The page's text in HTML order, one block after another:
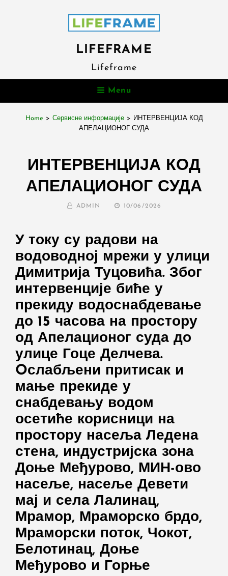
LIFEFRAME
Lifeframe
Menu
Home > Сервисне информације >
ИНТЕРВЕНЦИЈА КОД
АПЕЛАЦИОНОГ СУДА
ИНТЕРВЕНЦИЈА КОД
АПЕЛАЦИОНОГ СУДА
BY ADMIN
POSTED
10/06/2026
У току су радови на
водоводној мрежи у улици
Димитрија Туцовића. Због
интервенције биће у
прекиду водоснабдевање
до 15 часова на простору
од Апелационог суда до
улице Гоце Делчева.
Oслабљени притисак и
мање прекиде у
снабдевању водом
осетиће корисници на
простору насеља Ледена
стена, индустријска зона
Доње Међурово, МИН-ово
насеље, насеље Девети
мај и села Лалинац,
Мрамор, Мраморско брдо,
Мраморски поток, Чокот,
Белотинац, Доње
Међурово и Горње